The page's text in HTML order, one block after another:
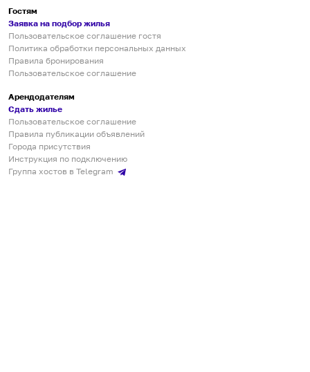
Гостям
Заявка на подбор жилья
Пользовательское соглашение гостя
Политика обработки персональных данных
Правила бронирования
Пользовательское соглашение
Арендодателям
Сдать жилье
Пользовательское соглашение
Правила публикации объявлений
Города присутствия
Инструкция по подключению
Группа хостов в Telegram